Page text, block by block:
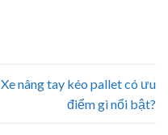
Xe nâng tay kéo pallet có ưu
điểm gì nổi bật?